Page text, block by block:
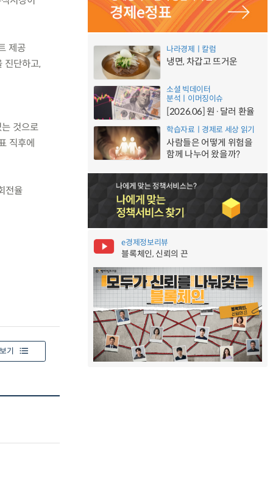
제공
진단하고,
것으로
직후에
전율
기
나라경제ㅣ칼럼
냉면, 차갑고 뜨거운
소셜 빅데이터
분석ㅣ이머징이슈
[2026.06] 원·달러 환율
학습자료ㅣ경제로 세상 읽기
사람들은 어떻게 위험을
함께 나누어 왔을까?
e경제정보리뷰
블록체인, 신뢰의 끈